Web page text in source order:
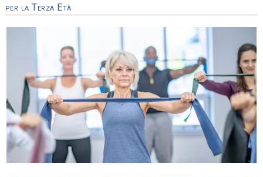
per la Terza Età